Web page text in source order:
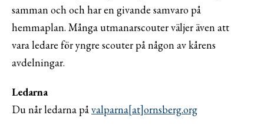
samman och och har en givande samvaro på
hemmaplan. Många utmanarscouter väljer även att
vara ledare för yngre scouter på någon av kårens
avdelningar.
Ledarna
Du når ledarna påvalparna[at]ornsberg.org